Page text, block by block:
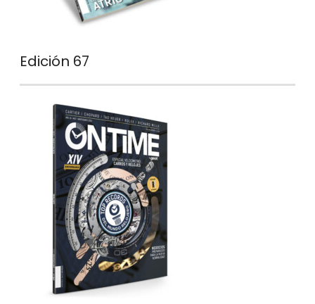
Edición 67